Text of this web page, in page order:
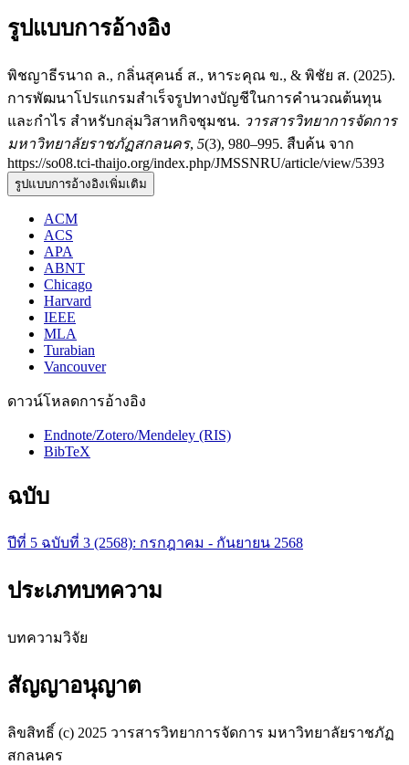
รูปแบบการอ้างอิง
พิชญาธีรนาถ ล., กลิ่นสุคนธ์ ส., หาระคุณ ข., & พิชัย ส. (2025).
การพัฒนาโปรแกรมสำเร็จรูปทางบัญชีในการคำนวณต้นทุน
และกำไร สำหรับกลุ่มวิสาหกิจชุมชน. วารสารวิทยาการจัดการ
มหาวิทยาลัยราชภัฏสกลนคร, 5(3), 980–995. สืบค้น จาก
https://so08.tci-thaijo.org/index.php/JMSSNRU/article/view/5393
รูปแบบการอ้างอิงเพิ่มเติม
ACM
ACS
APA
ABNT
Chicago
Harvard
IEEE
MLA
Turabian
Vancouver
ดาวน์โหลดการอ้างอิง
Endnote/Zotero/Mendeley (RIS)
BibTeX
ฉบับ
ปีที่ 5 ฉบับที่ 3 (2568): กรกฎาคม - กันยายน 2568
ประเภทบทความ
บทความวิจัย
สัญญาอนุญาต
ลิขสิทธิ์ (c) 2025 วารสารวิทยาการจัดการ มหาวิทยาลัยราชภัฏ
สกลนคร